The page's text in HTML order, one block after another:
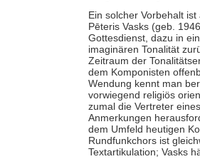
Ein solcher Vorbehalt
Pēteris Vasks (geb.
Gottesdienst, dazu in
imaginären Tonalität
Zeitraum der
dem Komponisten
Wendung kennt man
vorwiegend religiös
zumal die Vertreter
Anmerkungen
dem Umfeld heutigen
Rundfunkchors ist
Textartikulation; Vasks